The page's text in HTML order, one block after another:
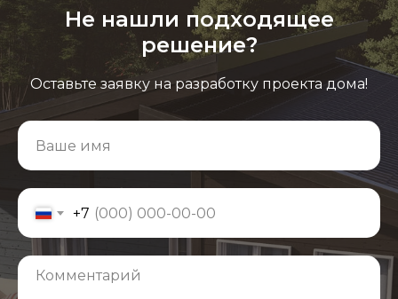
Не нашли подходящее
решение?
Оставьте заявку на разработку проекта дома!
+7